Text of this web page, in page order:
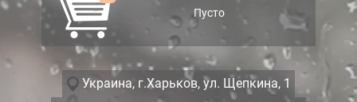
Пусто
Украина, г.Харьков, ул. Щепкина, 1